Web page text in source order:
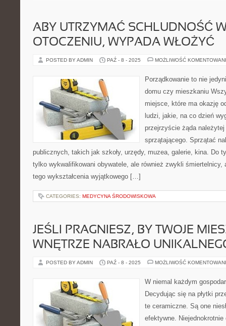
ABY UTRZYMAĆ SCHLUDNOŚĆ
OTOCZENIU, WYPADA WŁOŻYĆ
POSTED BY ADMIN PAŹ - 8 - 2025 MOŻLIWOŚĆ
Porządkowanie to nie
domu czy mieszkaniu
miejsce, które ma okazję
ludzi, jakie, na co dzień
przejrzyście żąda
sprzątającego. Sprzątać
publicznych, takich jak szkoły, urzędy, muzea, galerie, kina. Do
tylko wykwalifikowani obywatele, ale również zwykli śmiertelnicy,
tego wykształcenia wyjątkowego […]
CATEGORIES: MEDYCYNA ŚRODOWISKOWA
JEŚLI PRAGNIESZ, BY TWOJE
WNĘTRZE NABRAŁO
POSTED BY ADMIN PAŹ - 8 - 2025 MOŻLIWOŚĆ
W niemal każdym
Decydując się na płytki
te ceramiczne. Są one
efektywne.